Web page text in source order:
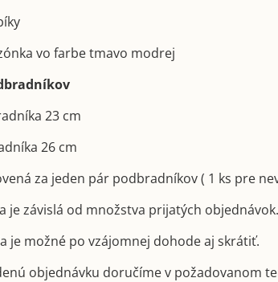
vo farbe tmavo modrej
23 cm
26 cm
za jeden pár podbradníkov ( 1 ks pre
je závislá od množstva prijatých objednávok.
je možné po vzájomnej dohode aj skrátiť.
objednávku doručíme v požadovanom